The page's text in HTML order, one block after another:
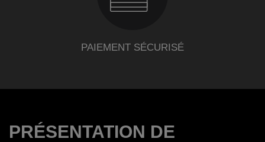
PAIEMENT SÉCURISÉ
PRÉSENTATION DE